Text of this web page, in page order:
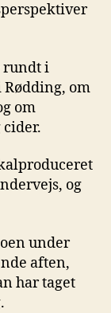
rundt i
om
om
og
under
aften,
har taget